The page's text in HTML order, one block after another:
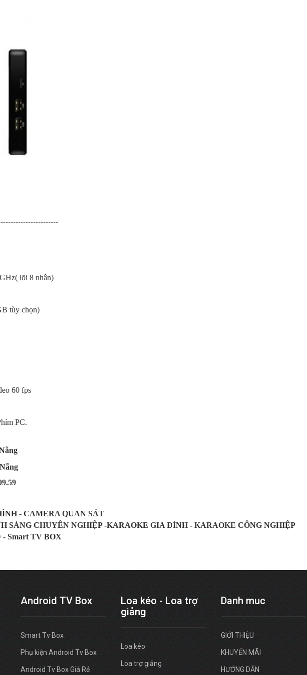
lõi 8 nhân)
tùy chọn)
60 fps
PC.
- CAMERA QUAN SÁT
CHUYÊN NGHIỆP -KARAOKE GIA ĐÌNH - KARAOKE CÔNG NGHIỆP
Smart TV BOX
Android TV Box
Smart Tv Box
Phụ kiện Android Tv Box
Android Tv Box Giá Rẻ
Loa kéo - Loa trợ
giảng
Loa kéo
Loa trợ giảng
Danh muc
GIỚI THIỆU
KHUYẾN MÃI
HƯỚNG DẪN